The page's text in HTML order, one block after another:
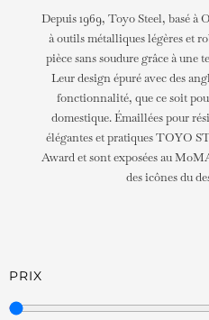
Depuis 1969, Toyo Steel, basé à
à outils métalliques légères et
pièce sans soudure grâce à une
Leur design épuré avec des
fonctionnalité, que ce soit
domestique. Émaillées pour
élégantes et pratiques TOYO
Award et sont exposées au
des icônes du
PRIX